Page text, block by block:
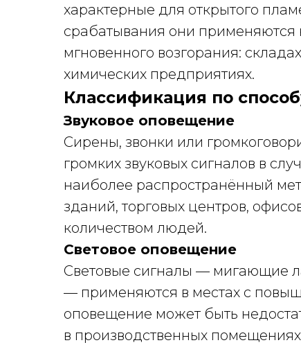
характерные для открытого
срабатывания они
мгновенного возгорания:
химических предприятиях.
Классификация по
Звуковое оповещение
Сирены, звонки или
громких звуковых сигналов в
наиболее распространённый
зданий, торговых центров,
количеством людей.
Световое оповещение
Световые сигналы — мигающие
— применяются в местах с
оповещение может быть
в производственных